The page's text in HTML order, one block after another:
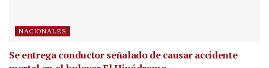
NACIONALES
Se entrega conductor señalado de causar accidente